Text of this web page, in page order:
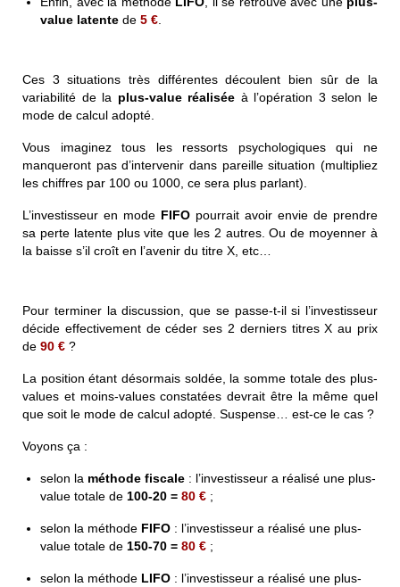
value latente de 5 €.
Ces 3 situations très différentes découlent bien sûr de la
variabilité de la plus-value réalisée à l’opération 3 selon le
mode de calcul adopté.
Vous imaginez tous les ressorts psychologiques qui ne
manqueront pas d’intervenir dans pareille situation (multipliez
les chiffres par 100 ou 1000, ce sera plus parlant).
L’investisseur en mode FIFO pourrait avoir envie de prendre
sa perte latente plus vite que les 2 autres. Ou de moyenner à
la baisse s’il croît en l’avenir du titre X, etc…
Pour terminer la discussion, que se passe-t-il si l’investisseur
décide effectivement de céder ses 2 derniers titres X au prix
de 90 € ?
La position étant désormais soldée, la somme totale des plus-
values et moins-values constatées devrait être la même quel
que soit le mode de calcul adopté. Suspense… est-ce le cas ?
Voyons ça :
selon la méthode fiscale : l’investisseur a réalisé une plus-
value totale de 100-20 = 80 € ;
selon la méthode FIFO : l’investisseur a réalisé une plus-
value totale de 150-70 = 80 € ;
selon la méthode LIFO : l’investisseur a réalisé une plus-